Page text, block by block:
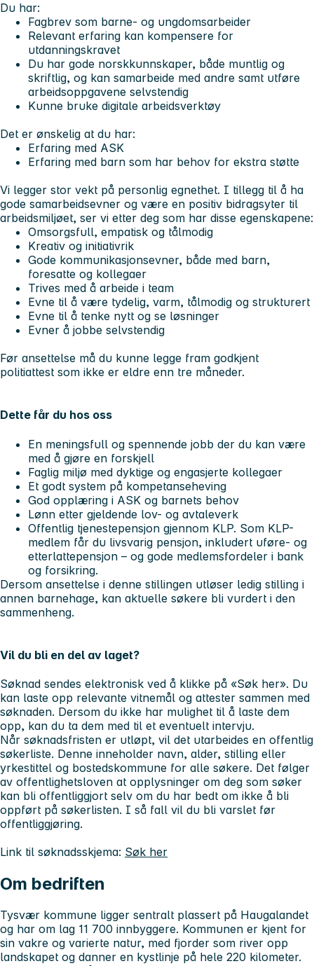
Du har:
Fagbrev som barne- og ungdomsarbeider
Relevant erfaring kan kompensere for
utdanningskravet
Du har gode norskkunnskaper, både muntlig og
skriftlig, og kan samarbeide med andre samt utføre
arbeidsoppgavene selvstendig
Kunne bruke digitale arbeidsverktøy
Det er ønskelig at du har:
Erfaring med ASK
Erfaring med barn som har behov for ekstra støtte
Vi legger stor vekt på personlig egnethet. I tillegg til å ha
gode samarbeidsevner og være en positiv bidragsyter til
arbeidsmiljøet, ser vi etter deg som har disse egenskapene:
Omsorgsfull, empatisk og tålmodig
Kreativ og initiativrik
Gode kommunikasjonsevner, både med barn,
foresatte og kollegaer
Trives med å arbeide i team
Evne til å være tydelig, varm, tålmodig og strukturert
Evne til å tenke nytt og se løsninger
Evner å jobbe selvstendig
Før ansettelse må du kunne legge fram godkjent
politiattest som ikke er eldre enn tre måneder.
Dette får du hos oss
En meningsfull og spennende jobb der du kan være
med å gjøre en forskjell
Faglig miljø med dyktige og engasjerte kollegaer
Et godt system på kompetanseheving
God opplæring i ASK og barnets behov
Lønn etter gjeldende lov- og avtaleverk
Offentlig tjenestepensjon gjennom KLP. Som KLP-
medlem får du livsvarig pensjon, inkludert uføre- og
etterlattepensjon – og gode medlemsfordeler i bank
og forsikring.
Dersom ansettelse i denne stillingen utløser ledig stilling i
annen barnehage, kan aktuelle søkere bli vurdert i den
sammenheng.
Vil du bli en del av laget?
Søknad sendes elektronisk ved å klikke på «Søk her». Du
kan laste opp relevante vitnemål og attester sammen med
søknaden. Dersom du ikke har mulighet til å laste dem
opp, kan du ta dem med til et eventuelt intervju.
Når søknadsfristen er utløpt, vil det utarbeides en offentlig
søkerliste. Denne inneholder navn, alder, stilling eller
yrkestittel og bostedskommune for alle søkere. Det følger
av offentlighetsloven at opplysninger om deg som søker
kan bli offentliggjort selv om du har bedt om ikke å bli
oppført på søkerlisten. I så fall vil du bli varslet før
offentliggjøring.
Link til søknadsskjema: Søk her
Om bedriften
Tysvær kommune ligger sentralt plassert på Haugalandet
og har om lag 11 700 innbyggere. Kommunen er kjent for
sin vakre og varierte natur, med fjorder som river opp
landskapet og danner en kystlinje på hele 220 kilometer.